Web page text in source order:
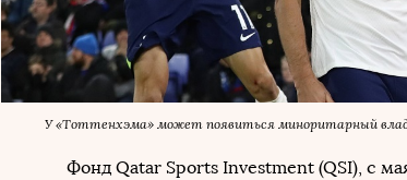
У «Тоттенхэма» может появиться миноритарный
Фонд Qatar Sports Investment (QSI), с